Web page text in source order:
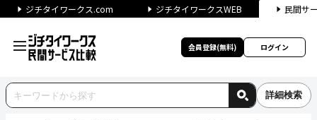
ジチタイワークス.com ジチタイワークスWEB 民間サ
会員登録(無料) ログイン
詳細検索